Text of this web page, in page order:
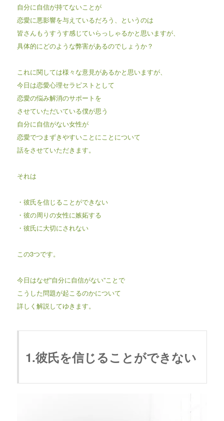
自分に自信が持てないことが
恋愛に悪影響を与えているだろう、というのは
皆さんもうすうす感じていらっしゃるかと思いますが、
具体的にどのような弊害があるのでしょうか？
これに関しては様々な意見があるかと思いますが、
今日は恋愛心理セラピストとして
恋愛の悩み解消のサポートを
させていただいている僕が思う
自分に自信がない女性が
恋愛でつまずきやすいことにことについて
話をさせていただきます。
それは
・彼氏を信じることができない
・彼の周りの女性に嫉妬する
・彼氏に大切にされない
この3つです。
今日はなぜ”自分に自信がない”ことで
こうした問題が起こるのかについて
詳しく解説してゆきます。
1.彼氏を信じることができない